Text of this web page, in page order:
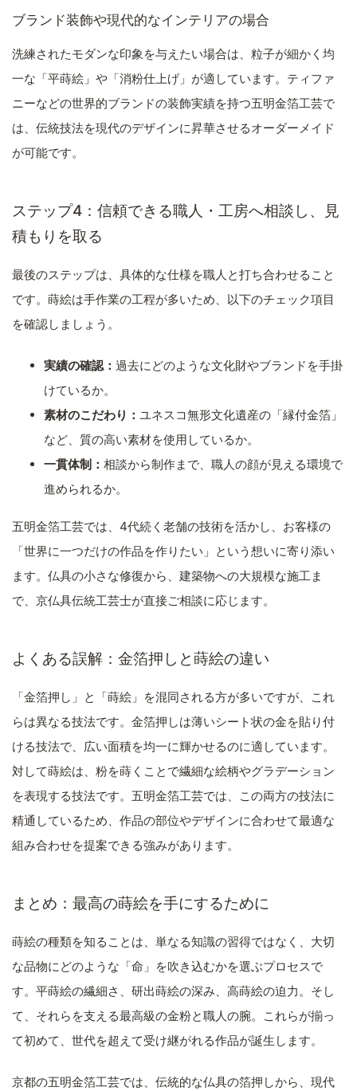
ブランド装飾や現代的なインテリアの場合
洗練されたモダンな印象を与えたい場合は、粒子が細かく均
一な「平蒔絵」や「消粉仕上げ」が適しています。ティファ
ニーなどの世界的ブランドの装飾実績を持つ五明金箔工芸で
は、伝統技法を現代のデザインに昇華させるオーダーメイド
が可能です。
ステップ4：信頼できる職人・工房へ相談し、見
積もりを取る
最後のステップは、具体的な仕様を職人と打ち合わせること
です。蒔絵は手作業の工程が多いため、以下のチェック項目
を確認しましょう。
実績の確認： 過去にどのような文化財やブランドを手掛
けているか。
素材のこだわり： ユネスコ無形文化遺産の「縁付金箔」
など、質の高い素材を使用しているか。
一貫体制： 相談から制作まで、職人の顔が見える環境で
進められるか。
五明金箔工芸では、4代続く老舗の技術を活かし、お客様の
「世界に一つだけの作品を作りたい」という想いに寄り添い
ます。仏具の小さな修復から、建築物への大規模な施工ま
で、京仏具伝統工芸士が直接ご相談に応じます。
よくある誤解：金箔押しと蒔絵の違い
「金箔押し」と「蒔絵」を混同される方が多いですが、これ
らは異なる技法です。金箔押しは薄いシート状の金を貼り付
ける技法で、広い面積を均一に輝かせるのに適しています。
対して蒔絵は、粉を蒔くことで繊細な絵柄やグラデーション
を表現する技法です。五明金箔工芸では、この両方の技法に
精通しているため、作品の部位やデザインに合わせて最適な
組み合わせを提案できる強みがあります。
まとめ：最高の蒔絵を手にするために
蒔絵の種類を知ることは、単なる知識の習得ではなく、大切
な品物にどのような「命」を吹き込むかを選ぶプロセスで
す。平蒔絵の繊細さ、研出蒔絵の深み、高蒔絵の迫力。そし
て、それらを支える最高級の金粉と職人の腕。これらが揃っ
て初めて、世代を超えて受け継がれる作品が誕生します。
京都の五明金箔工芸では、伝統的な仏具の箔押しから、現代